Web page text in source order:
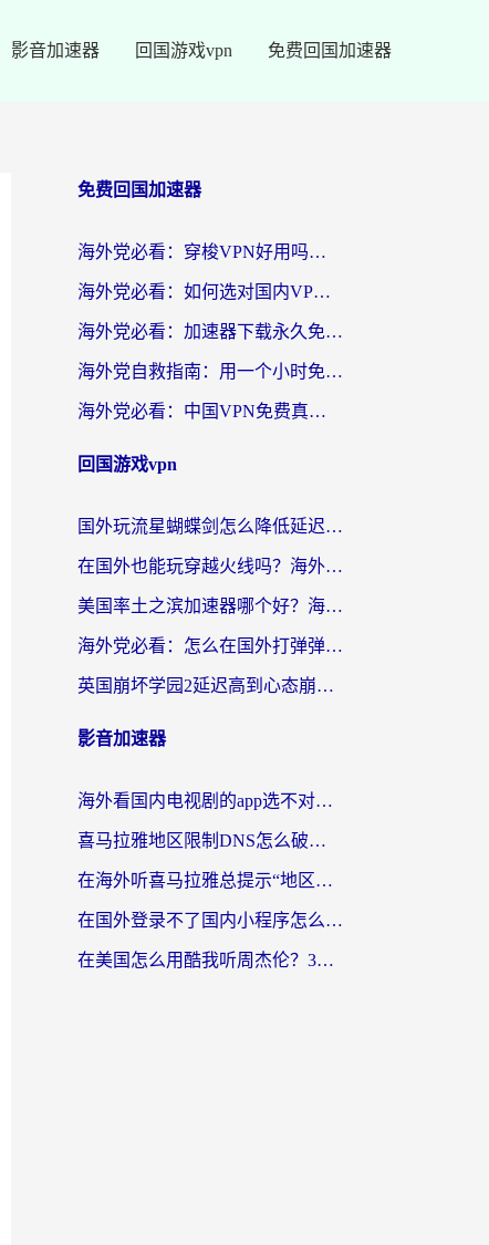
影音加速器 回国游戏vpn 免费回国加速器
免费回国加速器
海外党必看：穿梭VPN好用吗？和云帆VPN对比哪个回国效果更好？附真实测评+避坑指南
海外党必看：如何选对国内VPN，实现无缝访问国内资源？
海外党必看：加速器下载永久免费版真的存在吗？教你无缝访问国内资源的正确姿势
海外党自救指南：用一个小时免费加速器，轻松打破国内资源访问壁垒？
海外党必看：中国VPN免费真的靠谱吗？手把手教你选对回国加速器
回国游戏vpn
国外玩流星蝴蝶剑怎么降低延迟？海外党必看的加速秘籍（含欧洲鸣潮&彩虹岛优化攻略）
在国外也能玩穿越火线吗？海外玩家国服游戏畅玩终极指南
美国率土之滨加速器哪个好？海外党国服游戏畅玩终极指南（附多游戏解决方案）
海外党必看：怎么在国外打弹弹堂不卡？番茄加速器亲测指南
英国崩坏学园2延迟高到心态崩？海外党国服游戏加速终极指南
影音加速器
海外看国内电视剧的app选不对？这份回国加速器避坑指南帮你流畅追剧
喜马拉雅地区限制DNS怎么破？海外党听国内音乐听书的终极解决方案
在海外听喜马拉雅总提示“地区限制”？3步轻松解除+听国内音乐全攻略
在国外登录不了国内小程序怎么办？选对回国加速器，轻松解锁国内资源
在美国怎么用酷我听周杰伦？3步搞定海外听歌难题